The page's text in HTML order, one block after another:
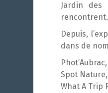
Jardin des
rencontrent.
Depuis,
dans de
Spot
What A Trip